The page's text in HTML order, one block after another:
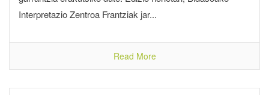
Interpretazio Zentroa Frantziak jar...
Read More